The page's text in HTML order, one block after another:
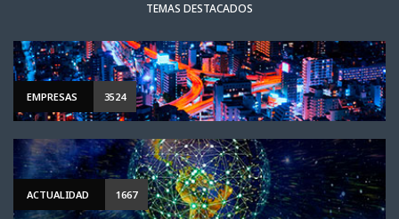
TEMAS DESTACADOS
EMPRESAS 3524
ACTUALIDAD 1667